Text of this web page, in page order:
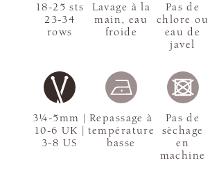
3¼-5mm |
10-6 UK |
3-8 US
18-25 sts
23-34
rows
Lavage à la
main, eau
froide
Pas de
chlore ou
eau de
javel
Repassage à
température
basse
Pas de
sèchage
en
machine